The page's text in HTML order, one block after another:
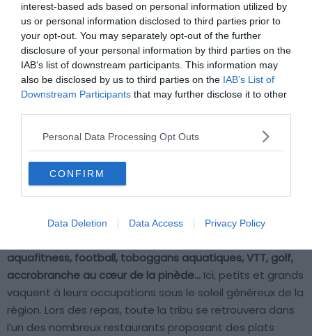
interest-based ads based on personal information utilized by
us or personal information disclosed to third parties prior to
your opt-out. You may separately opt-out of the further
disclosure of your personal information by third parties on the
IAB’s list of downstream participants. This information may
also be disclosed by us to third parties on the IAB’s List of
Downstream Participants that may further disclose it to other
Personal Data Processing Opt Outs
CONFIRM
Data Deletion Data Access Privacy Policy
C’est au cœur d’une pinède sur le littoral préservé de la
Toscane que l’on retrouvel’Hu Park Albatros Village . Dans
un domaine planté d’immenses pins parasols, celui-ci
mérite sa place parmi les plus beaux campings de
Toscane. Proche du golfe de Baratti, entre Cecina et
Piombino, il vous accueille dans deconfortables mobil-
homes climatisés. L’établissement se démarque par son
complexe aquatique de 3 000 m² doté d’une piscine
olympique, de trois immenses piscines lagunaires et
d’une piscine couverte. Les plus petits pourront quant à
eux se rafraîchir en toute sécurité dans la pataugeoire
attenante.
aquafitness, football, toboggans aquatiques, VTT, golf,
accrobranche au cœur de la pinède… Ici, petits et grands
vaquent à leurs occupations sous le soleil généreux de la
région. Lors des repas, toute la tribu se retrouvera dans
l’un des nombreux restaurants proposant des plats